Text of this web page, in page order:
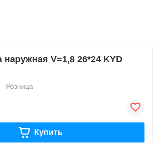
наружная V=1,8 26*24 KYD
Розница
Купить